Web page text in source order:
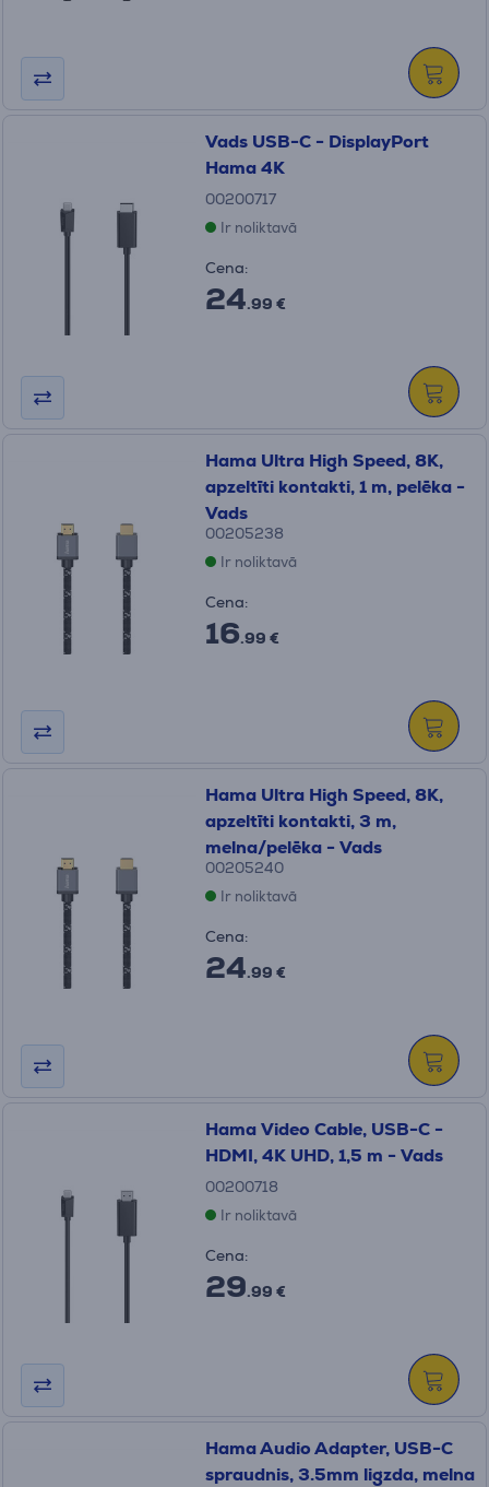
Vads USB-C - DisplayPort
Hama 4K
00200717
Ir noliktavā
Cena:
24.99 €
Hama Ultra High Speed, 8K,
apzeltīti kontakti, 1 m, pelēka -
Vads
00205238
Ir noliktavā
Cena:
16.99 €
Hama Ultra High Speed, 8K,
apzeltīti kontakti, 3 m,
melna/pelēka - Vads
00205240
Ir noliktavā
Cena:
24.99 €
Hama Video Cable, USB-C -
HDMI, 4K UHD, 1,5 m - Vads
00200718
Ir noliktavā
Cena:
29.99 €
Hama Audio Adapter, USB-C
spraudnis, 3.5mm ligzda, melna